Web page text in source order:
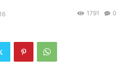
0
1791